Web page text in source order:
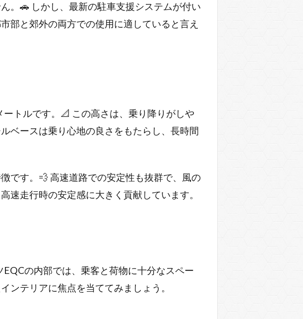
。🚗 しかし、最新の駐車支援システムが付い
部と郊外の両方での使用に適していると言え
トルです。📐 この高さは、乗り降りがしや
ベースは乗り心地の良さをもたらし、長時間
です。💨 高速道路での安定性も抜群で、風の
速走行時の安定感に大きく貢献しています。
の内部では、乗客と荷物に十分なスペー
ンテリアに焦点を当ててみましょう。